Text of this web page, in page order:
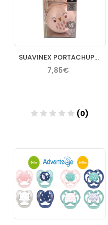
SUAVINEX PORTACHUPETES DUO
7,85€
(0)